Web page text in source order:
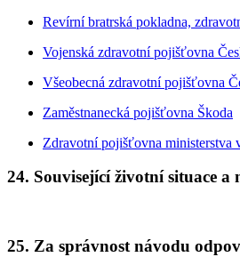
Revírní bratrská pokladna,
Vojenská zdravotní pojišťovna
Všeobecná zdravotní pojišťovna
Zaměstnanecká pojišťovna Škoda
Zdravotní pojišťovna ministerstva
24. Související životní situace a
25. Za správnost návodu